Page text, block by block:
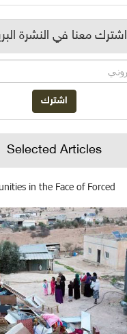
اشترك معنا في النشرة
Selected Articles
in the Face of Forced